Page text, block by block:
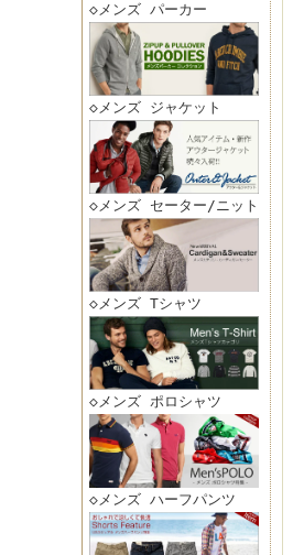
◇メンズ パーカー
◇メンズ ジャケット
◇メンズ セーター/ニット
◇メンズ Tシャツ
◇メンズ ポロシャツ
◇メンズ ハーフパンツ